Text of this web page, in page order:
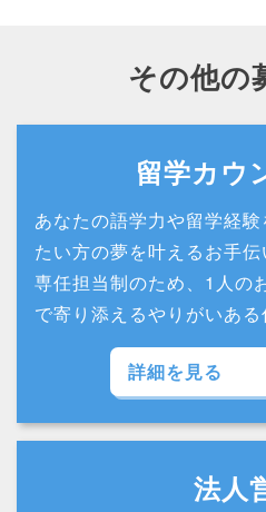
その他の
留学カウ
あなたの語学力や留学経
たい方の夢を叶えるお手
専任担当制のため、1人の
で寄り添えるやりがいある
詳細を見る
法人